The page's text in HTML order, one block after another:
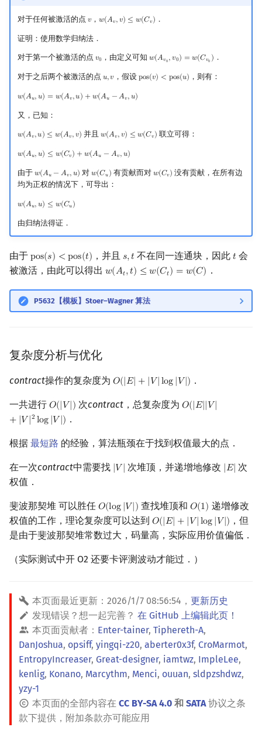
对于任何被激活的点 𝑣
v， 𝑤(𝐴𝑣,𝑣) ≤ 𝑤(𝐶𝑣)
w(Av,v )≤w(C v) ．
证明：使用数学归纳法．
对于第一个被激活的点 𝑣0
v0 ，由定义可知𝑤(𝐴𝑣0 ,𝑣0) = 𝑤(𝐶𝑣0 )
w(Av0,v0)= w( Cv0) ．
对于之后两个被激活的点 𝑢,𝑣
u,v ，假设 pos(𝑣) < pos(𝑢)
pos(v) <pos(u) ，则有：
𝑤(𝐴𝑢,𝑢) = 𝑤(𝐴𝑣,𝑢) + 𝑤(𝐴𝑢 −𝐴𝑣,𝑢)
w(Au,u)= w(Av,u)+w(A u− Av,u)
又，已知：
𝑤(𝐴𝑣,𝑢) ≤ 𝑤(𝐴𝑣,𝑣)
w(Av,u)≤w(Av,v) 并且 𝑤(𝐴𝑣,𝑣) ≤ 𝑤(𝐶𝑣)
w(Av,v )≤w(C v) 联立可得：
𝑤(𝐴𝑢,𝑢) ≤ 𝑤(𝐶𝑣) + 𝑤(𝐴𝑢 − 𝐴𝑣,𝑢)
w(Au,u)≤ w(Cv)+w(A u−Av,u)
由于 𝑤(𝐴𝑢 − 𝐴𝑣,𝑢)
w(Au− Av ,u) 对𝑤(𝐶𝑢)
w(Cu) 有贡献而对 𝑤(𝐶𝑣)
w(Cv) 没有贡献，在所有边
均为正权的情况下，可导出：
𝑤(𝐴𝑢,𝑢) ≤ 𝑤(𝐶𝑢)
w(Au,u)≤ w(Cu)
由归纳法得证．
由于 pos(𝑠) < pos(𝑡)
pos(s) <pos(t) ，并且 𝑠,𝑡
s,t 不在同一连通块，因此𝑡
t 会
被激活，由此可以得出 𝑤(𝐴𝑡,𝑡) ≤ 𝑤(𝐶𝑡) = 𝑤(𝐶)
w(At,t)≤ w( Ct)=w(C) ．
P5632【模板】Stoer–Wagner 算法
复杂度分析与优化
contract操作的复杂度为 𝑂(|𝐸| + |𝑉|log|𝑉|)
O(| E| +|V log|V ) ．
一共进行 𝑂(|𝑉|)
O(| V| ) 次contract，总复杂度为 𝑂(|𝐸||𝑉|
+ |𝑉|2 log|𝑉|)
O(| E| V|
．
根据 最短路 的经验，算法瓶颈在于找到权值最大的点．
在一次contract中需要找 |𝑉|
V 次堆顶，并递增地修改 |𝐸|
|E| 次
权值．
斐波那契堆 可以胜任 𝑂(log|𝑉|)
O(log| V| 查找堆顶和 𝑂(1)
O(1) 递增修改
权值的工作，理论复杂度可以达到 𝑂(|𝐸| + |𝑉|log|𝑉|)
O(| E| +|V log|V )
，但
是由于斐波那契堆常数过大，码量高，实际应用价值偏低．
（实际测试中开 O2 还要卡评测波动才能过．）
本页面最近更新： 2026/1/7 08:56:54 ， 更新历史
发现错误？想一起完善？ 在 GitHub 上编辑此页！
本页面贡献者： Enter-tainer, Tiphereth-A,
DanJoshua, opsiff, yingqi-z20, aberter0x3f, CroMarmot,
EntropyIncreaser, Great-designer, iamtwz, ImpleLee,
kenlig, Konano, Marcythm, Menci, ouuan, sldpzshdwz,
yzy-1
本页面的全部内容在 CC BY-SA 4.0 和 SATA协议之条
款下提供，附加条款亦可能应用